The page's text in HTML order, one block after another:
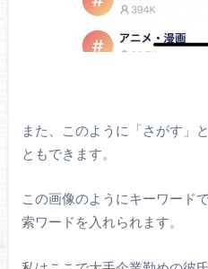
また、このように「さがす」
ともできます。
この画像のようにキーワード
索ワードを入れられます。